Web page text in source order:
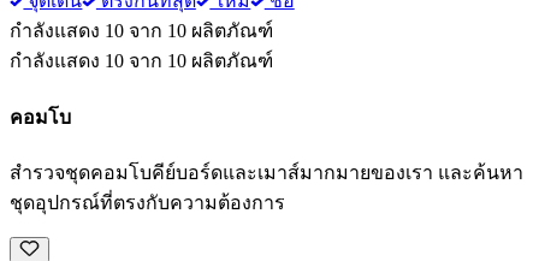
กำลังแสดง 10 จาก 10 ผลิตภัณฑ์
กำลังแสดง 10 จาก 10 ผลิตภัณฑ์
คอมโบ
สำรวจชุดคอมโบคีย์บอร์ดและเมาส์มากมายของเรา และค้นหา
ชุดอุปกรณ์ที่ตรงกับความต้องการ